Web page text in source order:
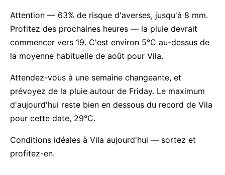
Attention — 63% de risque d'averses, jusqu'à 8 mm.
Profitez des prochaines heures — la pluie devrait
commencer vers 19. C'est environ 5°C au-dessus de
la moyenne habituelle de août pour Vila.
Attendez-vous à une semaine changeante, et
prévoyez de la pluie autour de Friday. Le maximum
d'aujourd'hui reste bien en dessous du record de Vila
pour cette date, 29°C.
Conditions idéales à Vila aujourd'hui — sortez et
profitez-en.